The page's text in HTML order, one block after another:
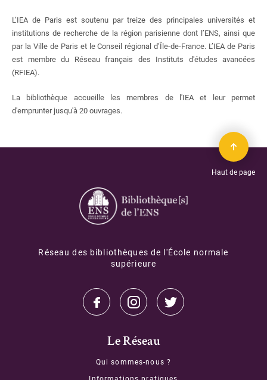
Reproduire un document
Wifi
Garder un document sur table
Suggestion d'achat et traitement accéléré d'un
ouvrage
Réserves de cours
Préparer l'agrégation
Signaler un ouvrage introuvable
Nous soutenir
L’IEA de Paris est soutenu par treize des principales universités et
institutions de recherche de la région parisienne dont l’ENS, ainsi que
par la Ville de Paris et le Conseil régional d’Île-de-France. L’IEA de Paris
est membre du Réseau français des Instituts d'études avancées
(RFIEA).
La bibliothèque accueille les membres de l'IEA et leur permet
d'emprunter jusqu'à 20 ouvrages.
Haut de page
Réseau des bibliothèques de l'École normale
supérieure
Le Réseau
Qui sommes-nous ?